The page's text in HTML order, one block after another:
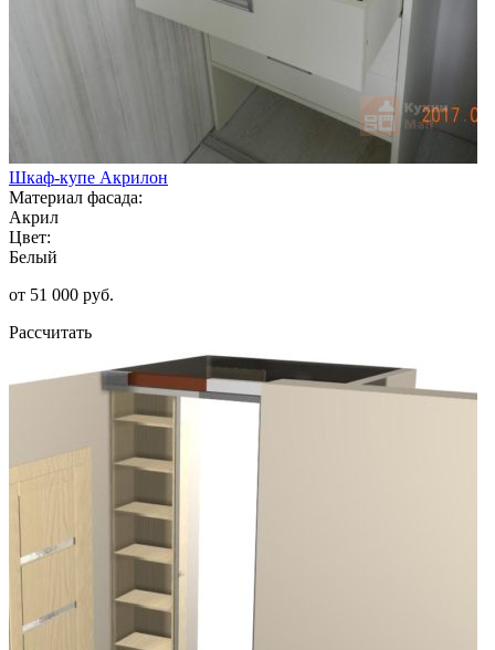
Шкаф-купе Акрилон
Материал фасада:
Акрил
Цвет:
Белый
от 51 000 руб.
Рассчитать